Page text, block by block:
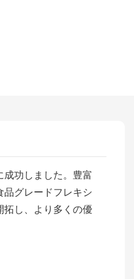
功しました。豊富
グレードフレキシ
拓し、より多くの優